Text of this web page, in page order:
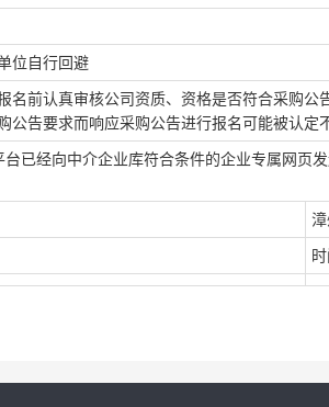
位自行回避
名前认真审核公司资质、资格是否符合采购
公告要求而响应采购公告进行报名可能被认定
已经向中介企业库符合条件的企业专属网页
时